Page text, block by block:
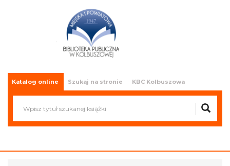
Miejska i Powiatowa Biblioteka
Publiczna w Kolbuszowej
Katalog online Szukaj na stronie KBC Kolbuszowa